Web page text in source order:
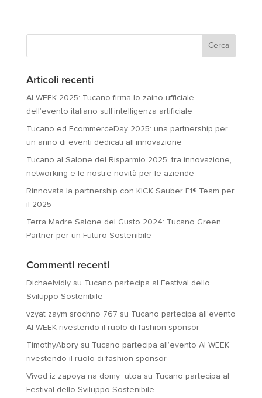
Articoli recenti
AI WEEK 2025: Tucano firma lo zaino ufficiale
dell’evento italiano sull’intelligenza artificiale
Tucano ed EcommerceDay 2025: una partnership per
un anno di eventi dedicati all’innovazione
Tucano al Salone del Risparmio 2025: tra innovazione,
networking e le nostre novità per le aziende
Rinnovata la partnership con KICK Sauber F1® Team per
il 2025
Terra Madre Salone del Gusto 2024: Tucano Green
Partner per un Futuro Sostenibile
Commenti recenti
Dichaelvidlysu Tucano partecipa al Festival dello
Sviluppo Sostenibile
vzyat zaym srochno 767 su Tucano partecipa all’evento
AI WEEK rivestendo il ruolo di fashion sponsor
TimothyAborysu Tucano partecipa all’evento AI WEEK
rivestendo il ruolo di fashion sponsor
Vivod iz zapoya na domy_utoa su Tucano partecipa al
Festival dello Sviluppo Sostenibile